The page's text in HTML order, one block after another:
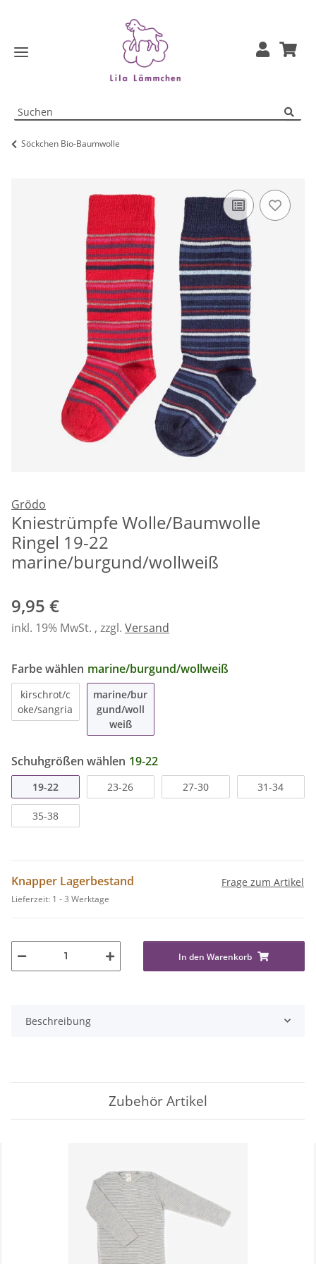
Söckchen Bio-Baumwolle
Grödo
Kniestrümpfe Wolle/Baumwolle
Ringel 19-22
marine/burgund/wollweiß
9,95 €
inkl. 19% MwSt. , zzgl. Versand
Farbe wählen marine/burgund/wollweiß
kirschrot/c
oke/sangria
marine/bur
gund/woll
weiß
Schuhgrößen wählen 19-22
19-22 23-26 27-30 31-34
35-38
Knapper Lagerbestand
Lieferzeit: 1 - 3 Werktage
Frage zum Artikel
In den Warenkorb
Beschreibung
Zubehör Artikel